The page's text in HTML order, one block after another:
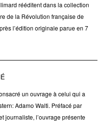
rééditent dans la collection
de la Révolution française de
l’édition originale parue en 7
un ouvrage à celui qui a
Adamo Walti. Préfacé par
journaliste, l’ouvrage présente